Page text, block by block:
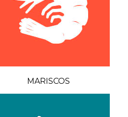
MARISCOS